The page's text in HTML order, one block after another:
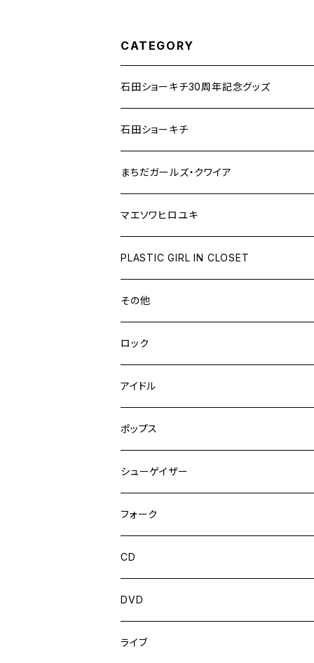
CATEGORY
石田ショーキチ30周年記念グッズ
石田ショーキチ
まちだガールズ・クワイア
マエソワヒロユキ
PLASTIC GIRL IN CLOSET
その他
ロック
アイドル
ポップス
シューゲイザー
フォーク
CD
DVD
ライブ